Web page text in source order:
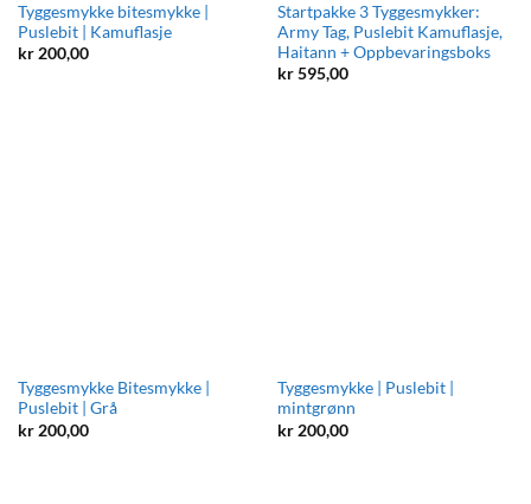
Tyggesmykke bitesmykke |
Puslebit | Kamuflasje
kr200,00
Startpakke 3 Tyggesmykker:
Army Tag, Puslebit Kamuflasje,
Haitann + Oppbevaringsboks
kr595,00
Tyggesmykke Bitesmykke |
Puslebit | Grå
kr200,00
Tyggesmykke | Puslebit |
mintgrønn
kr200,00